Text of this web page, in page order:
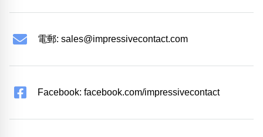
電郵: sales@impressivecontact.com
Facebook: facebook.com/impressivecontact